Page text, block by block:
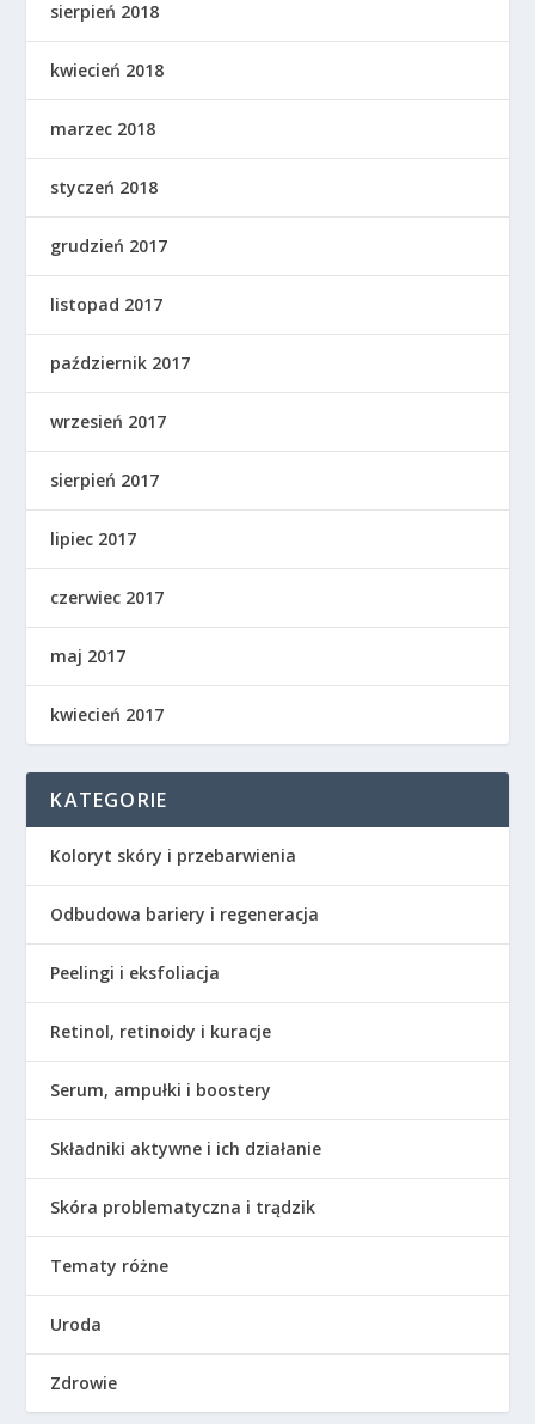
sierpień 2018
kwiecień 2018
marzec 2018
styczeń 2018
grudzień 2017
listopad 2017
październik 2017
wrzesień 2017
sierpień 2017
lipiec 2017
czerwiec 2017
maj 2017
kwiecień 2017
KATEGORIE
Koloryt skóry i przebarwienia
Odbudowa bariery i regeneracja
Peelingi i eksfoliacja
Retinol, retinoidy i kuracje
Serum, ampułki i boostery
Składniki aktywne i ich działanie
Skóra problematyczna i trądzik
Tematy różne
Uroda
Zdrowie